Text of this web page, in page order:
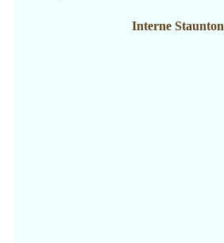
Interne Staunton